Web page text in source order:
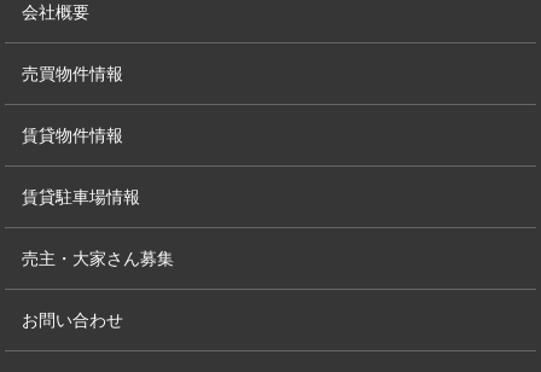
会社概要
売買物件情報
賃貸物件情報
賃貸駐車場情報
売主・大家さん募集
お問い合わせ